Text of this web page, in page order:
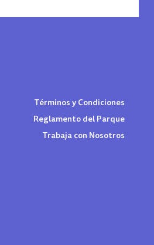
Términos y Condiciones
Reglamento del Parque
Trabaja con Nosotros